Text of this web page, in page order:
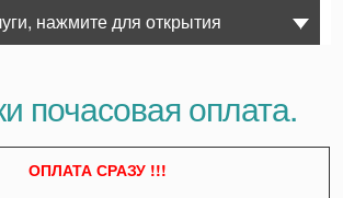
нажмите для открытия
почасовая оплата.
ОПЛАТА СРАЗУ !!!